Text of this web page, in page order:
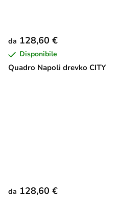
Quadro Napoli drevko CITY
da 128,60 €
Disponibile
da 128,60 €